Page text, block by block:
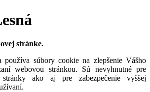
stránke.
používa súbory cookie na zlepšenie Vášho
webovou stránkou. Sú nevyhnutné pre
ako aj pre zabezpečenie vyššej